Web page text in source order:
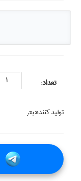
تعداد:
تولید کننده:پنتر